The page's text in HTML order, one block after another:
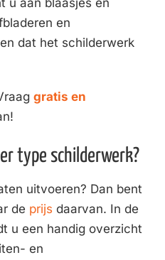
en
dat het schilderwerk
gratis en
type schilderwerk?
uitvoeren? Dan bent
de prijs daarvan. In de
u een handig overzicht
en